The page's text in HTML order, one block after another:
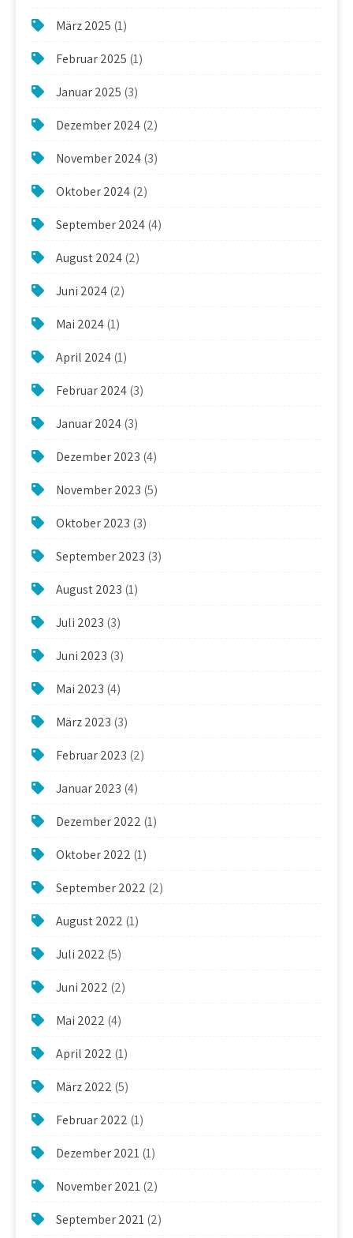
März 2025 (1)
Februar 2025 (1)
Januar 2025 (3)
Dezember 2024(2)
November 2024(3)
Oktober 2024(2)
September 2024(4)
August 2024(2)
Juni 2024(2)
Mai 2024(1)
April 2024(1)
Februar 2024(3)
Januar 2024(3)
Dezember 2023 (4)
November 2023 (5)
Oktober 2023 (3)
September 2023 (3)
August 2023 (1)
Juli 2023 (3)
Juni 2023 (3)
Mai 2023 (4)
März 2023 (3)
Februar 2023 (2)
Januar 2023 (4)
Dezember 2022 (1)
Oktober 2022 (1)
September 2022 (2)
August 2022 (1)
Juli 2022 (5)
Juni 2022 (2)
Mai 2022 (4)
April 2022 (1)
März 2022 (5)
Februar 2022 (1)
Dezember 2021(1)
November 2021(2)
September 2021(2)